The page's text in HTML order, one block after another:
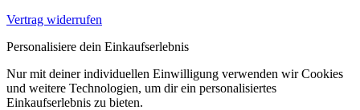
Vertrag widerrufen
Personalisiere dein Einkaufserlebnis
Nur mit deiner individuellen Einwilligung verwenden wir Cookies
und weitere Technologien, um dir ein personalisiertes
Einkaufserlebnis zu bieten.